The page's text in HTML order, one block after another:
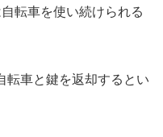
転車を使い続けられる
転車と鍵を返却するとい